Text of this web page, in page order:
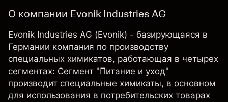
О компании Evonik Industries AG
Evonik Industries AG (Evonik) - базирующаяся в
Германии компания по производству
специальных химикатов, работающая в четырех
сегментах: Сегмент "Питание и уход"
производит специальные химикаты, в основном
для использования в потребительских товарах